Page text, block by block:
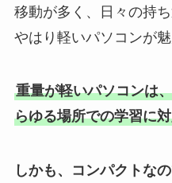
移動が多く、日々の持
やはり軽いパソコンが魅
重量が軽いパソコンは
らゆる場所での学習に
しかも、コンパクトな